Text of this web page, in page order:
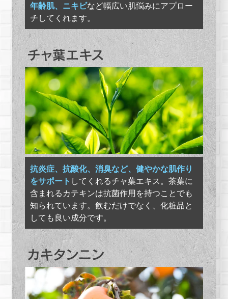
年齢肌、ニキビなど幅広い肌悩みにアプロー
チしてくれます。
抗炎症、抗酸化、消臭など、健やかな肌作り
をサポート してくれるチャ葉エキス。茶葉に
含まれるカテキンは抗菌作用を持つことでも
知られています。飲むだけでなく、化粧品と
しても良い成分です。